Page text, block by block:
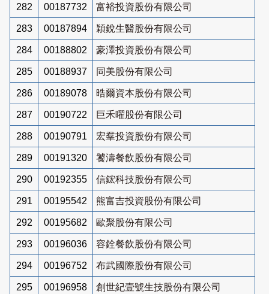
282 00187732 富裕投資股份有限公司
283 00187894 穎銳生醫股份有限公司
284 00188802 豪澤投資股份有限公司
285 00188937 同美股份有限公司
286 00189078 晧爾資本股份有限公司
287 00190722 巨禾曜股份有限公司
288 00190791 宏羣投資股份有限公司
289 00191320 饕濤餐飲股份有限公司
290 00192355 信鋐科技股份有限公司
291 00195542 熊富吉投資股份有限公司
292 00195682 歐聚股份有限公司
293 00196036 容銓餐飲股份有限公司
294 00196752 布武國際股份有限公司
295 00196958 創世紀壹號生技股份有限公司